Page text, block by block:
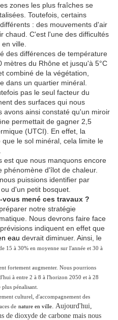
zones les plus fraîches se
Toutefois, certains
: des mouvements d'air
chaud. C'est l'une des difficultés
ville.
des différences de température
mètres du Rhône et jusqu'à 5°C
combiné de la végétation,
dans un quartier minéral.
pas le seul facteur du
des surfaces qui nous
avons ainsi constaté qu'un miroir
permettait de gagner 2,5
(UTCI). En effet, la
le sol minéral, cela limite le
est que nous manquons encore
d'îlot de chaleur.
puissions identifier par
d'un petit bosquet.
mené ces travaux ?
notre stratégie
Nous devrons faire face
indiquent en effet que
eau devrait diminuer. Ainsi, le
15 à 30% en moyenne sur l'année et 30 à
fortement augmenter. Nous pourrions
à entre 2 à 8 à l'horizon 2050 et à 28
pénalisant.
culturel, d'accompagnement des
de nature en ville. Aujourd'hui,
de dioxyde de carbone mais nous